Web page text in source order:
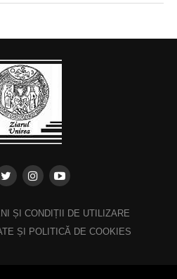
ȘI CONDIȚII DE UTILIZARE
ȘI POLITICĂ DE COOKIES